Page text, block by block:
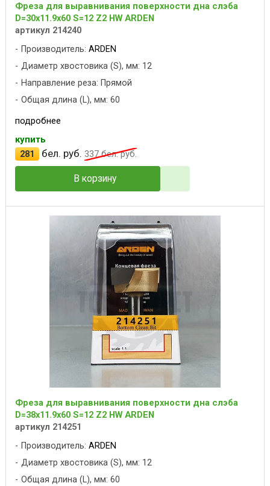
Фреза для выравнивания поверхности дна слэба
D=30x11.9x60 S=12 Z2 HW ARDEN
артикул 214240
Производитель: ARDEN
Диаметр хвостовика (S), мм: 12
Направление реза: Прямой
Общая длина (L), мм: 60
подробнее
купить
281
бел. руб. 337бел. руб.
В корзину
Фреза для выравнивания поверхности дна слэба
D=38x11.9x60 S=12 Z2 HW ARDEN
артикул 214251
Производитель: ARDEN
Диаметр хвостовика (S), мм: 12
Общая длина (L), мм: 60